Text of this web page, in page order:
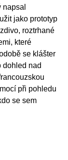
jako prototyp
roztrhané
které
se klášter
dohled nad
při pohledu
se sem